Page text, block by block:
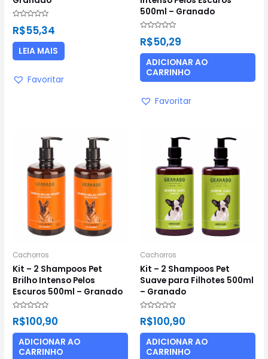
0
5
R$55,34
LEIA MAIS
Favoritar
500ml – Granado
0
5
R$50,29
ADICIONAR AO
CARRINHO
Favoritar
Cachorros
Kit – 2 Shampoos Pet
Brilho Intenso Pelos
Escuros 500ml – Granado
0
5
R$100,90
ADICIONAR AO
CARRINHO
Cachorros
Kit – 2 Shampoos Pet
Suave para Filhotes 500ml
– Granado
0
5
R$100,90
ADICIONAR AO
CARRINHO